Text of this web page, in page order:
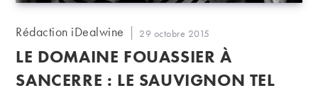
Auteur/autrice
la
publication :
Rédaction iDealwine
Publication
publiée :
29 octobre 2015
LE DOMAINE FOUASSIER À
SANCERRE : LE SAUVIGNON TEL